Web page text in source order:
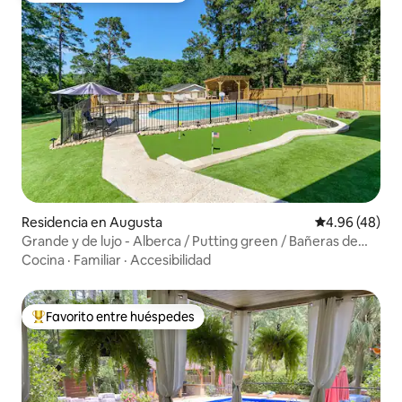
Residencia en Augusta Calificación
4.96 (48)
Grande y de lujo - Alberca / Putting green / Bañeras de
lujo
Cocina · Familiar · Accesibilidad
De los mejores en Favorito entre huéspedes
Favorito entre huéspedes